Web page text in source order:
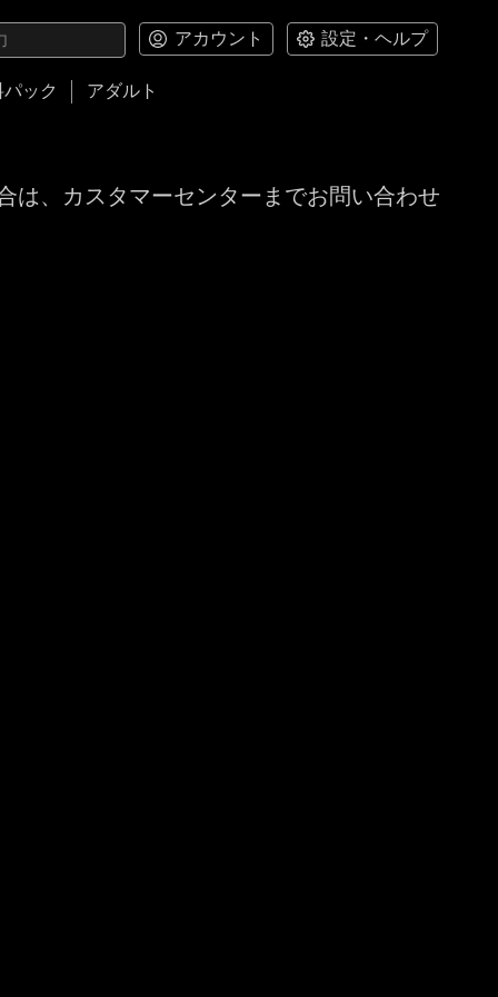
アカウント 設定・ヘルプ
ック アダルト
は、カスタマーセンターまでお問い合わせ